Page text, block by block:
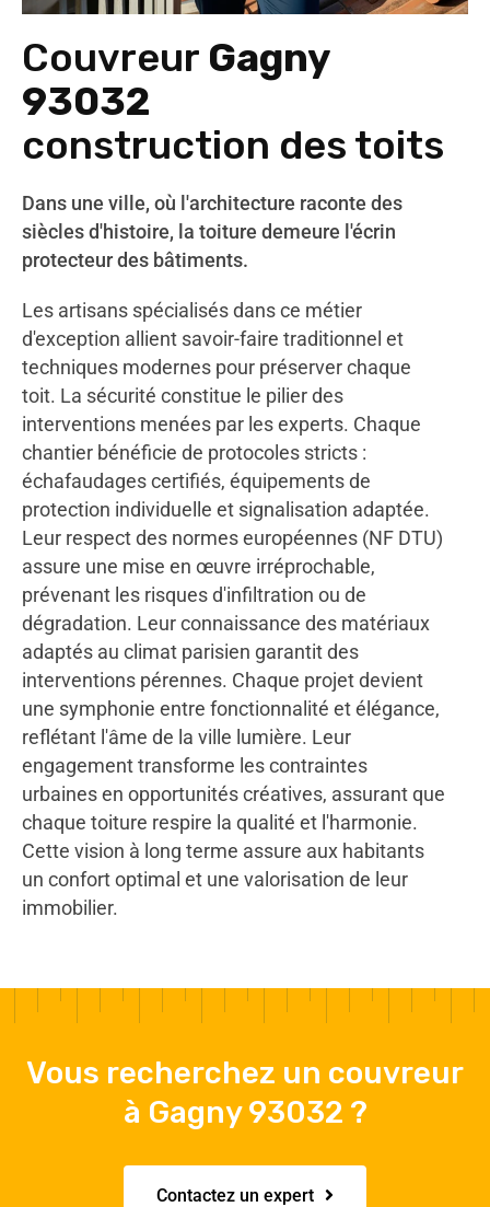
Couvreur Gagny
93032
construction des toits
Dans une ville, où l'architecture raconte des
siècles d'histoire, la toiture demeure l'écrin
protecteur des bâtiments.
Les artisans spécialisés dans ce métier
d'exception allient savoir-faire traditionnel et
techniques modernes pour préserver chaque
toit. La sécurité constitue le pilier des
interventions menées par les experts. Chaque
chantier bénéficie de protocoles stricts :
échafaudages certifiés, équipements de
protection individuelle et signalisation adaptée.
Leur respect des normes européennes (NF DTU)
assure une mise en œuvre irréprochable,
prévenant les risques d'infiltration ou de
dégradation. Leur connaissance des matériaux
adaptés au climat parisien garantit des
interventions pérennes. Chaque projet devient
une symphonie entre fonctionnalité et élégance,
reflétant l'âme de la ville lumière. Leur
engagement transforme les contraintes
urbaines en opportunités créatives, assurant que
chaque toiture respire la qualité et l'harmonie.
Cette vision à long terme assure aux habitants
un confort optimal et une valorisation de leur
immobilier.
Vous recherchez un couvreur
à Gagny 93032 ?
Contactez un expert